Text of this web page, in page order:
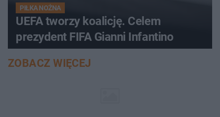
PIŁKA NOŻNA
UEFA tworzy koalicję. Celem
prezydent FIFA Gianni Infantino
ZOBACZ WIĘCEJ